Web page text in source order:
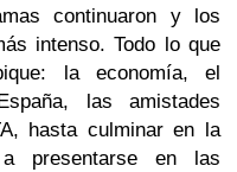
continuaron y los
intenso. Todo lo que
la economía, el
las amistades
hasta culminar en la
presentarse en las